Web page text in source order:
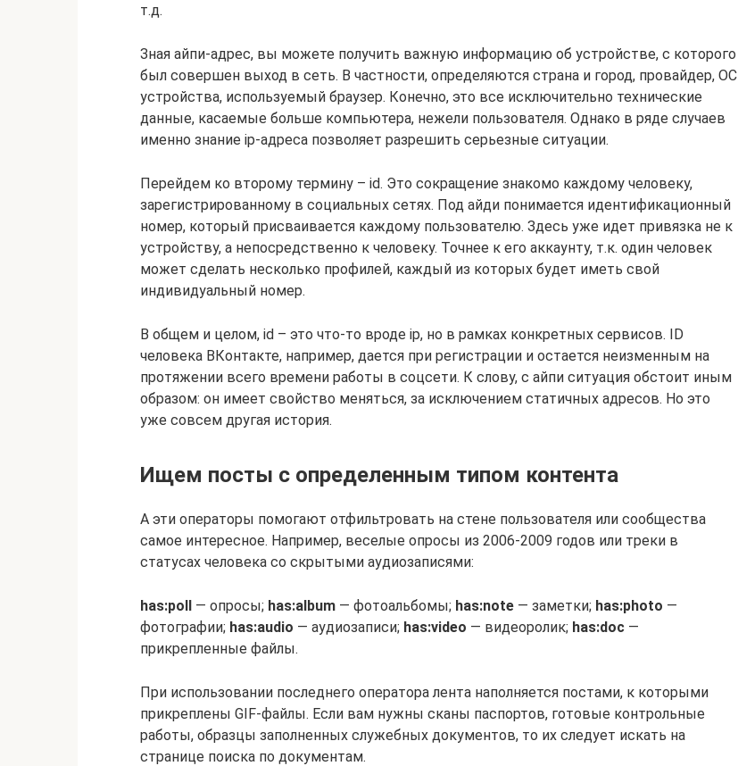
т.д.
Зная айпи-адрес, вы можете получить важную информацию об устройстве, с которого
был совершен выход в сеть. В частности, определяются страна и город, провайдер, ОС
устройства, используемый браузер. Конечно, это все исключительно технические
данные, касаемые больше компьютера, нежели пользователя. Однако в ряде случаев
именно знание ip-адреса позволяет разрешить серьезные ситуации.
Перейдем ко второму термину – id. Это сокращение знакомо каждому человеку,
зарегистрированному в социальных сетях. Под айди понимается идентификационный
номер, который присваивается каждому пользователю. Здесь уже идет привязка не к
устройству, а непосредственно к человеку. Точнее к его аккаунту, т.к. один человек
может сделать несколько профилей, каждый из которых будет иметь свой
индивидуальный номер.
В общем и целом, id – это что-то вроде ip, но в рамках конкретных сервисов. ID
человека ВКонтакте, например, дается при регистрации и остается неизменным на
протяжении всего времени работы в соцсети. К слову, с айпи ситуация обстоит иным
образом: он имеет свойство меняться, за исключением статичных адресов. Но это
уже совсем другая история.
Ищем посты с определенным типом контента
А эти операторы помогают отфильтровать на стене пользователя или сообщества
самое интересное. Например, веселые опросы из 2006-2009 годов или треки в
статусах человека со скрытыми аудиозаписями:
has:poll — опросы; has:album — фотоальбомы; has:note — заметки; has:photo —
фотографии; has:audio — аудиозаписи; has:video — видеоролик; has:doc —
прикрепленные файлы.
При использовании последнего оператора лента наполняется постами, к которыми
прикреплены GIF-файлы. Если вам нужны сканы паспортов, готовые контрольные
работы, образцы заполненных служебных документов, то их следует искать на
странице поиска по документам.